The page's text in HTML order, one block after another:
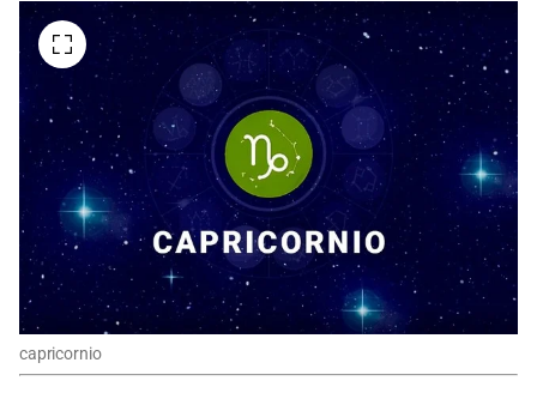
capricornio